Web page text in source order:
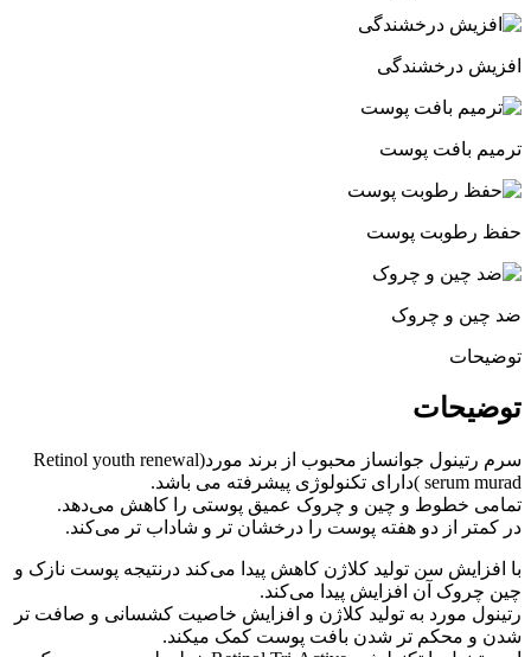
افزیش درخشندگی
ترمیم بافت پوست
حفظ رطوبت پوست
ضد چین و چروک
توضیحات
توضیحات
سرم رتینول جوانساز محبوب از برند مورد(Retinol youth renewal
serum murad )دارای تکنولوژی پیشرفته می باشد.
تمامی خطوط و چین و چروک عمیق پوستی را کاهش می‌دهد.
در کمتر از دو هفته پوست را درخشان تر و شاداب تر می‌کند.
با افزایش سن تولید کلاژن کاهش پیدا می‌کند درنتیجه پوست نازک و
چین چروک آن افزایش پیدا می‌کند.
رتینول مورد به تولید کلاژن و افزایش خاصیت کشسانی و صافت تر
شدن و محکم تر شدن بافت پوست کمک میکند.